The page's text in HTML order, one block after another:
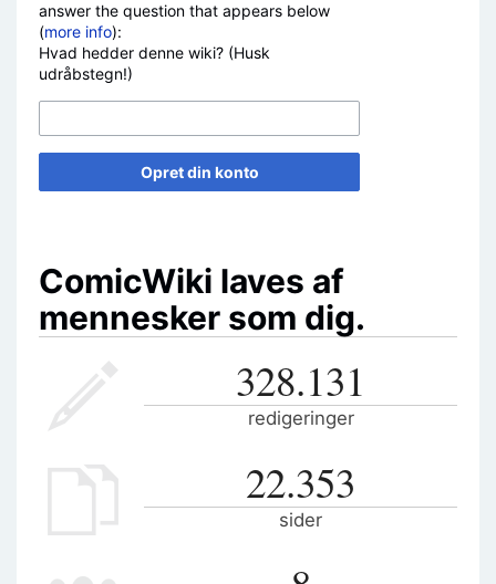
answer the question that appears below
(more info):
Hvad hedder denne wiki? (Husk
udråbstegn!)
Opret din konto
ComicWiki laves af
mennesker som dig.
328.131
redigeringer
22.353
sider